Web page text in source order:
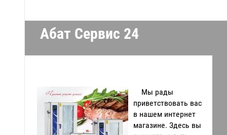
Абат Сервис 24
Мы рады
приветствовать вас
в нашем интернет
магазине. Здесь вы